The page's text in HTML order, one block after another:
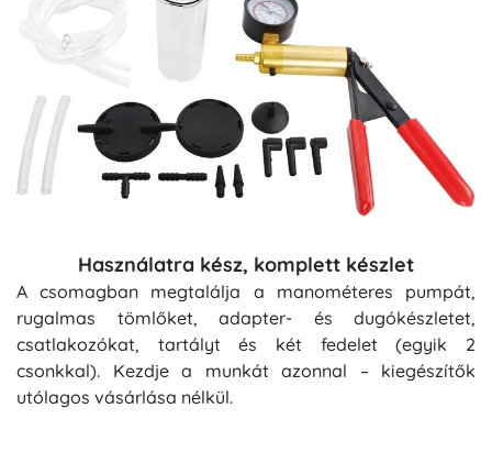
Használatra kész, komplett készlet
A csomagban megtalálja a manométeres pumpát,
rugalmas tömlőket, adapter- és dugókészletet,
csatlakozókat, tartályt és két fedelet (egyik 2
csonkkal). Kezdje a munkát azonnal – kiegészítők
utólagos vásárlása nélkül.